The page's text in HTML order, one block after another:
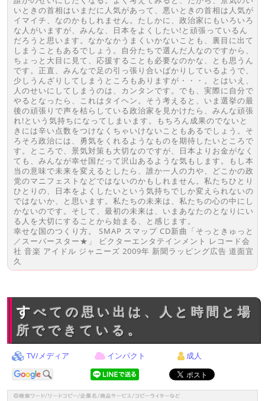
いときの首相はいまだに人気があって、悪いときの首相は人気が
イマイチ、なのかもしれません。たしかに、政治家にもいろいろ
な人がいますが、みんな、日本をよくしたい!と頑張っているん
だろうと思います。なかなかうまくいかないことも、裏目に出て
しまうこともあるでしょう。自分たちで選んだ人なのですから、
ちょっと大目に見て、応援することも必要なのかな、とも思うん
です。正直、みんなで足の引っ張り合いばかりしているようで、
少しうんざりしてしまうところもありますが・・・。とはいえ、
人のせいにしてしまうのは、カンタンです。でも、実際に自分で
やるとなったら、これはタイヘン。そう考えると、いま選挙の最
後の頑張りで声を枯らしている政治家を見かけたら、みんな頑張
れ!という気持ちになってしまいます。もちろん成果のでないと
きには辛い点数をつけなくちゃいけないこともあるでしょう。そ
ろそろ政治には、勇気をくれるようなものを期待したいところで
す。ところで、景気対策も大切なのですが、日本よりお金がなく
ても、みんなが幸せ国だって沢山あるような気もします。もし本
当の意味で未来を変えるとしたら、誰か一人の力や、どこかの政
党のマニフェストなどではないのかもしれません。私たちひとり
ひとりの、日本をよくしたいという気持ちでしか変えられないの
ではないか、と思います。私たちの未来は、私たちの心の中にし
かないのです。そして、最初の未来は、いまあなたのとなりにい
る人を大切にすることから始まる、と感じます。
幸せな国のつくり方。 SMAP スマップ CD新曲「そっときゅっと
／スーパースター★」 ビクターエンタテインメント レコード会
社 音楽 アイドル ジャニーズ 2009年 新聞ラッピング広告 道面宜
久
すべての思い出は、人と時間と場
所でできている。
TV/メディア インパクト 成人